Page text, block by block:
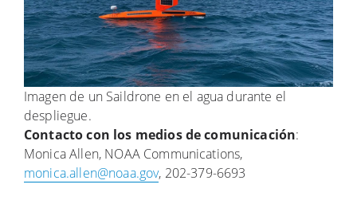
Imagen de un Saildrone en el agua durante el
despliegue.
Contacto con los medios de comunicación:
Monica Allen, NOAA Communications,
monica.allen@noaa.gov, 202-379-6693